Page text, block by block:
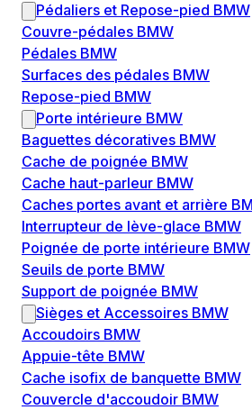
Pédaliers et Repose-pied BMW
Couvre-pédales BMW
Pédales BMW
Surfaces des pédales BMW
Repose-pied BMW
Porte intérieure BMW
Baguettes décoratives BMW
Cache de poignée BMW
Cache haut-parleur BMW
Caches portes avant et arrière
Interrupteur de lève-glace BMW
Poignée de porte intérieure BMW
Seuils de porte BMW
Support de poignée BMW
Sièges et Accessoires BMW
Accoudoirs BMW
Appuie-tête BMW
Cache isofix de banquette BMW
Couvercle d'accoudoir BMW